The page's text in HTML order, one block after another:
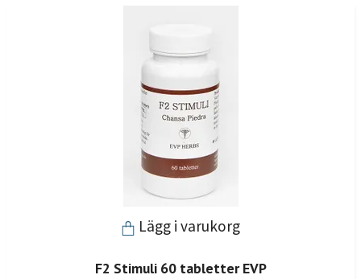
Lägg i varukorg
F2 Stimuli 60 tabletter EVP